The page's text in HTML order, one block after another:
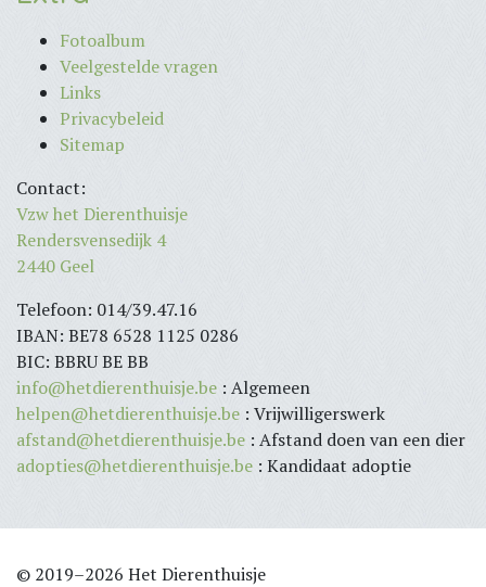
Fotoalbum
Veelgestelde vragen
Links
Privacybeleid
Sitemap
Contact:
Vzw het Dierenthuisje
Rendersvensedijk 4
2440 Geel
Telefoon: 014/39.47.16
IBAN: BE78 6528 1125 0286
BIC: BBRU BE BB
info@hetdierenthuisje.be : Algemeen
helpen@hetdierenthuisje.be : Vrijwilligerswerk
afstand@hetdierenthuisje.be : Afstand doen van een dier
adopties@hetdierenthuisje.be : Kandidaat adoptie
© 2019–2026 Het Dierenthuisje